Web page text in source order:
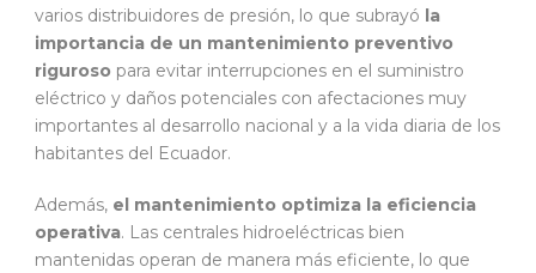
varios distribuidores de presión, lo que subrayó la
importancia de un mantenimiento preventivo
riguroso para evitar interrupciones en el suministro
eléctrico y daños potenciales con afectaciones muy
importantes al desarrollo nacional y a la vida diaria de los
habitantes del Ecuador.
Además, el mantenimiento optimiza la eficiencia
operativa. Las centrales hidroeléctricas bien
mantenidas operan de manera más eficiente, lo que